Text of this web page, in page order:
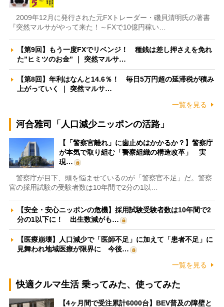
2009年12月に発行された元FXトレーダー・磯貝清明氏の著書
『突然マルサがやって来た！～FXで10億円稼い…
【第9回】もう一度FXでリベンジ！ 種銭は差し押さえを免れ
た”ヒミツのお金” ｜ 突然マルサ…
【第8回】年利はなんと14.6％！ 毎日5万円超の延滞税が積み
上がっていく ｜ 突然マルサ…
一覧を見る
河合雅司「人口減少ニッポンの活路」
【「警察官離れ」に歯止めはかかるか？】警察庁
が本気で取り組む「警察組織の構造改革」 実
現…
警察庁が目下、頭を悩ませているのが「警察官不足」だ。警察
官の採用試験の受験者数は10年間で2分の1以…
【安全・安心ニッポンの危機】採用試験受験者数は10年間で2
分の1以下に！ 出生数減がも…
【医療崩壊】人口減少で「医師不足」に加えて「患者不足」に
見舞われ地域医療が限界に 今後…
一覧を見る
快適クルマ生活 乗ってみた、使ってみた
【4ヶ月間で受注累計6000台】BEV普及の障壁と